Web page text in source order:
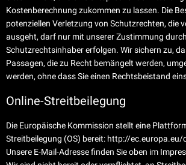
Kostenberechnung zukommen zu lassen. Die
potenziellen Verletzung von Schutzrechten, die
ausgeht, darf nur mit unserer Zustimmung
Schutzrechtsinhaber erfolgen. Wir sichern zu,
Passagen, die zu Recht bemängelt werden,
werden, ohne dass Sie einen Rechtsbeistand
Online-Streitbeilegung
Die Europäische Kommission stellt eine
Streitbeilegung (OS) bereit: http://ec.europa.eu/
Unsere E-Mail-Adresse finden Sie oben im